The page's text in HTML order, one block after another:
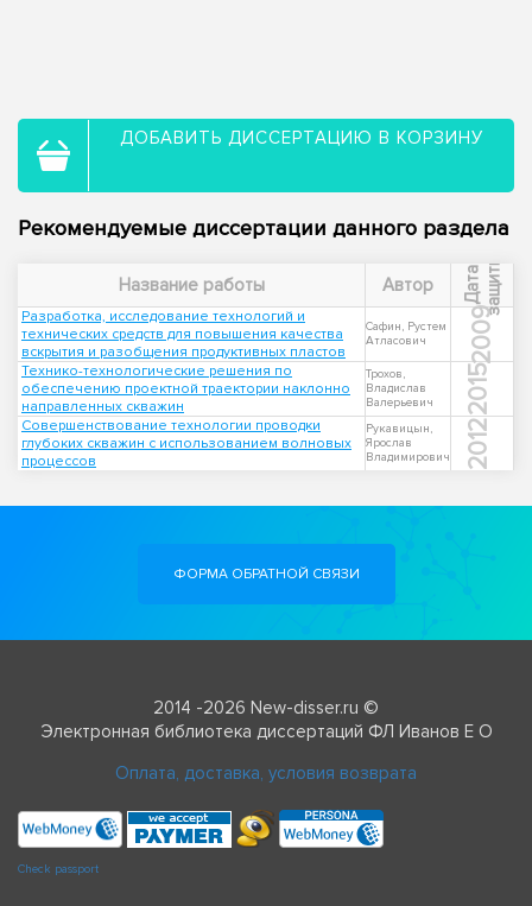
ДОБАВИТЬ ДИССЕРТАЦИЮ В КОРЗИНУ
Рекомендуемые диссертации данного раздела
Название работы Автор Д
а
т
а
з
а
щ
и
т ы
Разработка, исследование технологий и
технических средств для повышения качества
вскрытия и разобщения продуктивных пластов
Сафин, Рустем
Атласович
2009
Технико-технологические решения по
обеспечению проектной траектории наклонно
направленных скважин
Трохов,
Владислав
Валерьевич
2015
Совершенствование технологии проводки
глубоких скважин с использованием волновых
процессов
Рукавицын,
Ярослав
Владимирович
2012
ФОРМА ОБРАТНОЙ СВЯЗИ
2014 -2026 New-disser.ru ©
Электронная библиотека диссертаций ФЛ Иванов Е О
Оплата, доставка, условия возврата
Check passport